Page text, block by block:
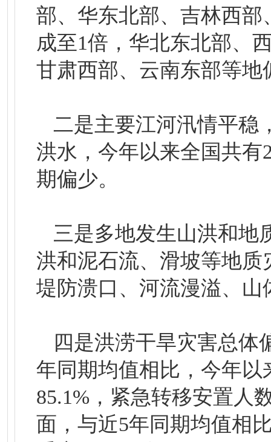
部、华东北部、吉林西
成至1倍，华北东北部、
甘肃西部、云南东部等地
二是主要江河汛情平稳
洪水，今年以来全国共有
期偏少。
三是多地发生山洪和地
洪和泥石流、滑坡等地
堤防溃口、河流漫溢、
四是洪涝干旱灾害总体
年同期均值相比，今年以
85.1%，紧急转移安置人
面，与近5年同期均值相